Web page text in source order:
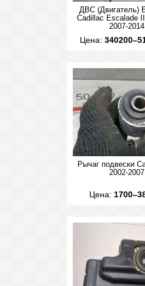
ДВС (Двигатель)
Cadillac Escalade
2007-2014
Цена:
Рычаг подвески
2002-2007
Цена: